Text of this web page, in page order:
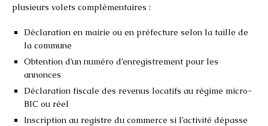
plusieurs volets complémentaires :
Déclaration en mairie ou en préfecture selon la taille de
la commune
Obtention d’un numéro d’enregistrement pour les
annonces
Déclaration fiscale des revenus locatifs au régime micro-
BIC ou réel
Inscription au registre du commerce si l’activité dépasse